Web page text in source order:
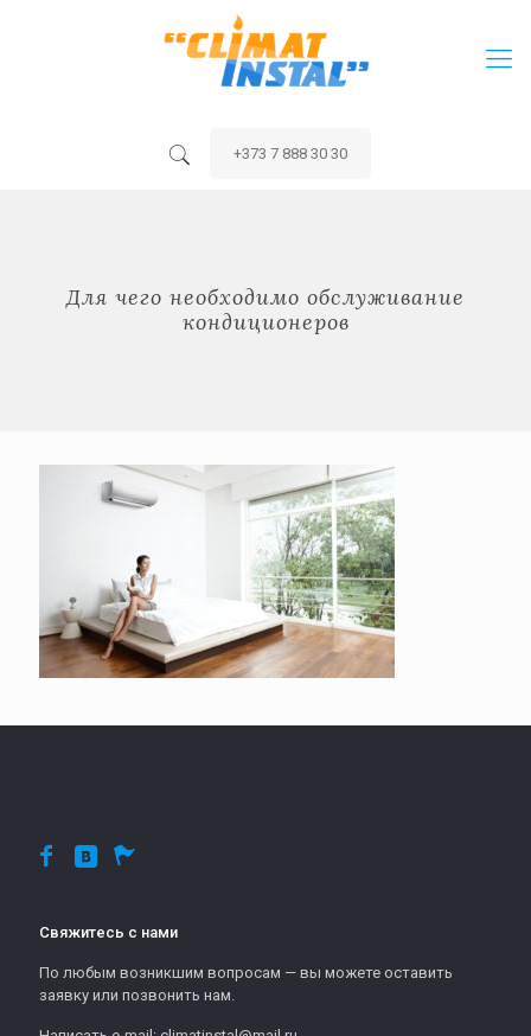
+373 7 888 30 30
Для чего необходимо обслуживание
кондиционеров
Свяжитесь с нами
По любым возникшим вопросам — вы можете оставить
заявку или позвонить нам.